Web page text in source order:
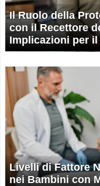
Il Ruolo della
con il Recettore
Implicazioni per
Livelli di Fattore
nei Bambini con